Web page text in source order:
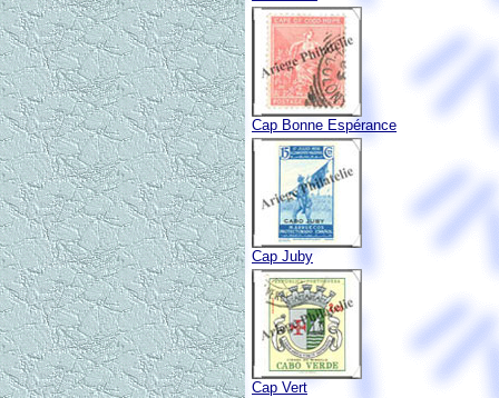
Cap Bonne Espérance
Cap Juby
Cap Vert